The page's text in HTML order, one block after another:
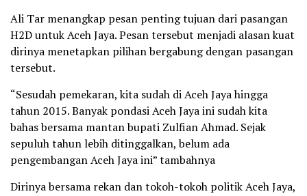
Ali Tar menangkap pesan penting tujuan dari pasangan
H2D untuk Aceh Jaya. Pesan tersebut menjadi alasan kuat
dirinya menetapkan pilihan bergabung dengan pasangan
tersebut.
“Sesudah pemekaran, kita sudah di Aceh Jaya hingga
tahun 2015. Banyak pondasi Aceh Jaya ini sudah kita
bahas bersama mantan bupati Zulfian Ahmad. Sejak
sepuluh tahun lebih ditinggalkan, belum ada
pengembangan Aceh Jaya ini” tambahnya
Dirinya bersama rekan dan tokoh-tokoh politik Aceh Jaya,